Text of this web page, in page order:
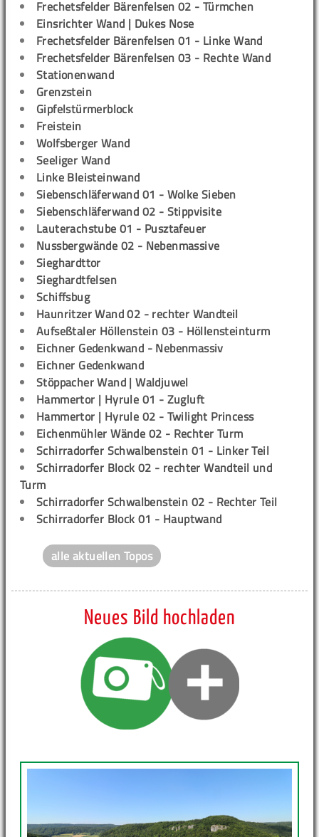
Frechetsfelder Bärenfelsen 02 - Türmchen
Einsrichter Wand | Dukes Nose
Frechetsfelder Bärenfelsen 01 - Linke Wand
Frechetsfelder Bärenfelsen 03 - Rechte Wand
Stationenwand
Grenzstein
Gipfelstürmerblock
Freistein
Wolfsberger Wand
Seeliger Wand
Linke Bleisteinwand
Siebenschläferwand 01 - Wolke Sieben
Siebenschläferwand 02 - Stippvisite
Lauterachstube 01 - Pusztafeuer
Nussbergwände 02 - Nebenmassive
Sieghardttor
Sieghardtfelsen
Schiffsbug
Haunritzer Wand 02 - rechter Wandteil
Aufseßtaler Höllenstein 03 - Höllensteinturm
Eichner Gedenkwand - Nebenmassiv
Eichner Gedenkwand
Stöppacher Wand | Waldjuwel
Hammertor | Hyrule 01 - Zugluft
Hammertor | Hyrule 02 - Twilight Princess
Eichenmühler Wände 02 - Rechter Turm
Schirradorfer Schwalbenstein 01 - Linker Teil
Schirradorfer Block 02 - rechter Wandteil und
Turm
Schirradorfer Schwalbenstein 02 - Rechter Teil
Schirradorfer Block 01 - Hauptwand
alle aktuellen Topos
Neues Bild hochladen